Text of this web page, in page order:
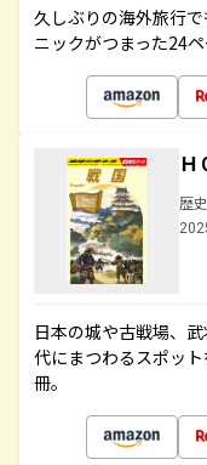
久しぶりの海外旅行
ニックがつまった24
歴
日本の城や古戦場、
代にまつわるスポッ
冊。